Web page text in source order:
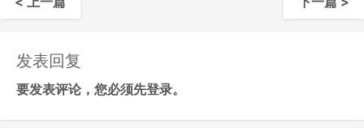
发表回复
要发表评论，您必须先登录。